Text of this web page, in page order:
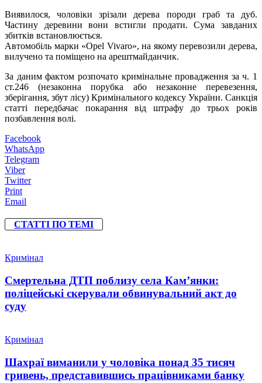
Виявилося, чоловіки зрізали дерева породи граб та дуб.
Частину деревини вони встигли продати. Сума завданих
збитків встановлюється.
Автомобіль марки «Opel Vivaro», на якому перевозили дерева,
вилучено та поміщено на арештмайданчик.
За даним фактом розпочато кримінальне провадження за ч. 1
ст.246 (незаконна порубка або незаконне перевезення,
зберігання, збут лісу) Кримінального кодексу України. Санкція
статті передбачає покарання від штрафу до трьох років
позбавлення волі.
Facebook
WhatsApp
Telegram
Viber
Twitter
Print
Email
СТАТТІ ПО ТЕМІ
Кримінал
Смертельна ДТП поблизу села Кам’янки:
поліцейські скерували обвинувальний акт до
суду
Кримінал
Шахраї виманили у чоловіка понад 35 тисяч
гривень, представившись працівниками банку